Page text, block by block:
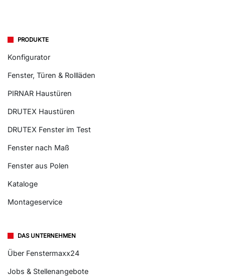
PRODUKTE
Konfigurator
Fenster, Türen & Rollläden
PIRNAR Haustüren
DRUTEX Haustüren
DRUTEX Fenster im Test
Fenster nach Maß
Fenster aus Polen
Kataloge
Montageservice
DAS UNTERNEHMEN
Über Fenstermaxx24
Jobs & Stellenangebote